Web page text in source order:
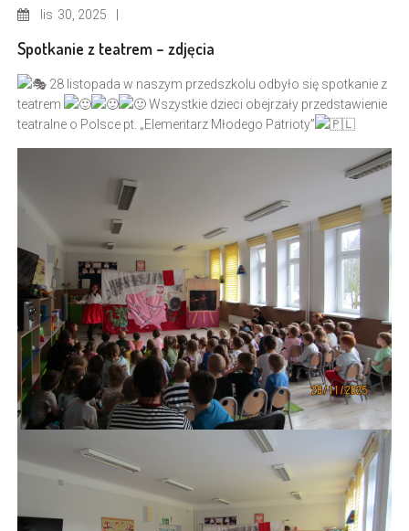
lis 30, 2025
Spotkanie z teatrem – zdjęcia
28 listopada w naszym przedszkolu odbyło się spotkanie z
teatrem
Wszystkie dzieci obejrzały przedstawienie
teatralne o Polsce pt. „Elementarz Młodego Patrioty”